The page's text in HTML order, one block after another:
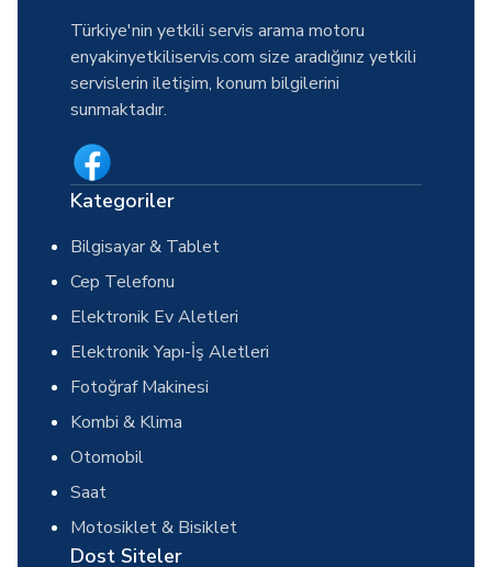
Türkiye'nin yetkili servis arama motoru
enyakinyetkiliservis.com size aradığınız yetkili
servislerin iletişim, konum bilgilerini
sunmaktadır.
Kategoriler
Bilgisayar & Tablet
Cep Telefonu
Elektronik Ev Aletleri
Elektronik Yapı-İş Aletleri
Fotoğraf Makinesi
Kombi & Klima
Otomobil
Saat
Motosiklet & Bisiklet
Dost Siteler